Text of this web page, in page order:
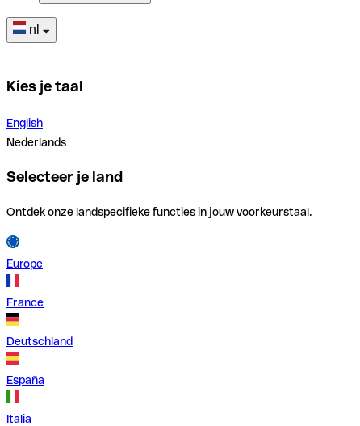
nl
Kies je taal
English
Nederlands
Selecteer je land
Ontdek onze landspecifieke functies in jouw voorkeurstaal.
Europe
France
Deutschland
España
Italia